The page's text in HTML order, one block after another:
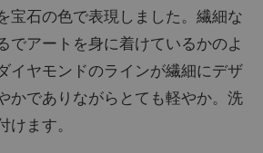
宝石の色で表現しました。繊細な
でアートを身に着けているかのよ
イヤモンドのラインが繊細にデザ
かでありながらとても軽やか。洗
けます。